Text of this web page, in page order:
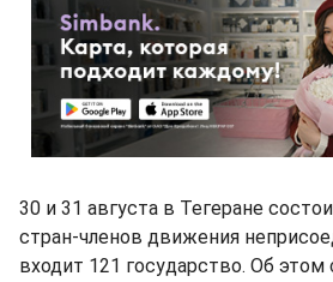
30 и 31 августа в Тегеране
стран-членов движения
входит 121 государство. Об этом